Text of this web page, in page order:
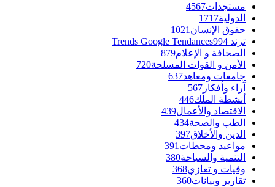
مستجدات4567
الدولية1717
حقوق الإنسان 1021
ترند Trends Google Tendances 994
الصحافة و الإعلام879
الأمن و القوات المسلحة720
جامعات ومعاهد637
آراء وأفكار 567
أنشطة الملك446
الاقتصاد والأعمال439
الطب والصحة434
الدين والأخلاق397
مواعيد ومحطات 391
التنمية والسياحة380
وفيات و تعازي368
تقارير وبيانات360